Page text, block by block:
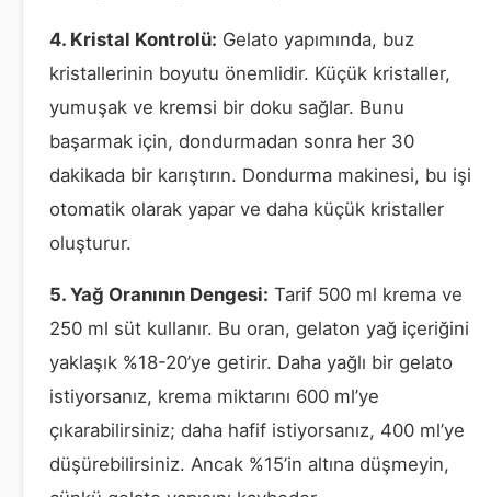
4. Kristal Kontrolü: Gelato yapımında, buz
kristallerinin boyutu önemlidir. Küçük kristaller,
yumuşak ve kremsi bir doku sağlar. Bunu
başarmak için, dondurmadan sonra her 30
dakikada bir karıştırın. Dondurma makinesi, bu işi
otomatik olarak yapar ve daha küçük kristaller
oluşturur.
5. Yağ Oranının Dengesi: Tarif 500 ml krema ve
250 ml süt kullanır. Bu oran, gelaton yağ içeriğini
yaklaşık %18-20’ye getirir. Daha yağlı bir gelato
istiyorsanız, krema miktarını 600 ml’ye
çıkarabilirsiniz; daha hafif istiyorsanız, 400 ml’ye
düşürebilirsiniz. Ancak %15’in altına düşmeyin,